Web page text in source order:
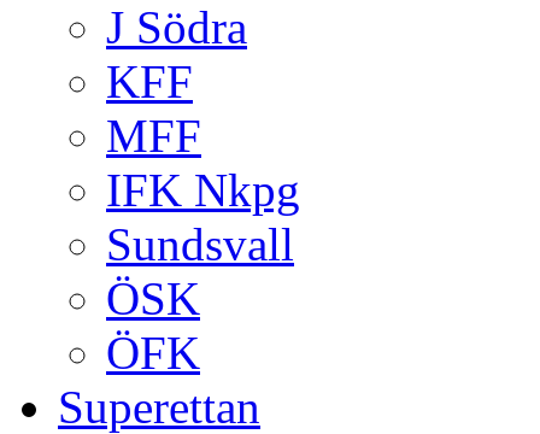
J Södra
KFF
MFF
IFK Nkpg
Sundsvall
ÖSK
ÖFK
Superettan